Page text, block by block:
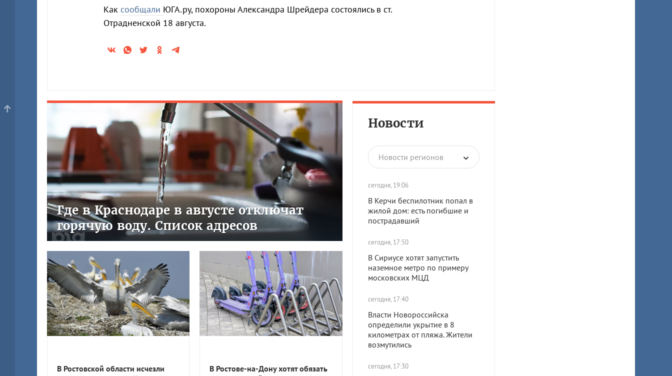
Как сообщали ЮГА.ру, похороны Александра Шрейдера состоялись в ст.
Отрадненской 18 августа.
Новости
Новости регионов
сегодня, 19:06
В Керчи беспилотник попал в
жилой дом: есть погибшие и
пострадавший
сегодня, 17:50
В Сириусе хотят запустить
наземное метро по примеру
московских МЦД
сегодня, 17:40
Власти Новороссийска
определили укрытие в 8
километрах от пляжа. Жители
возмутились
сегодня, 17:30
Где в Краснодаре в августе отключат
горячую воду. Список адресов
В Ростовской области исчезли
В Ростове-на-Дону хотят обязать